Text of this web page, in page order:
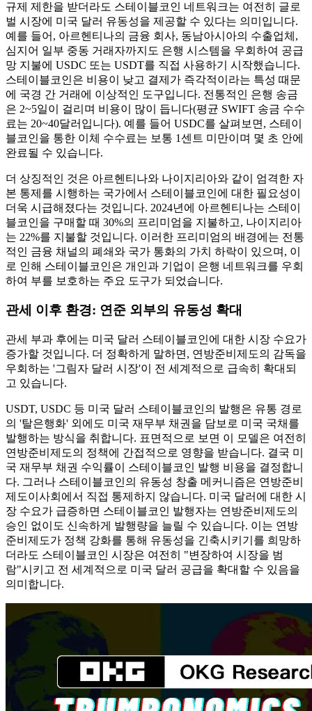
규제 제한을 받더라도 스테이블코인 네트워크는 여전히 글로
벌 시장에 미국 달러 유동성을 제공할 수 있다는 의미입니다.
예를 들어, 아르헨티나의 금융 회사, 동남아시아의 수출업체,
심지어 일부 중동 거래자까지도 은행 시스템을 우회하여 공급
망 지불에 USDC 또는 USDT를 직접 사용하기 시작했습니다.
스테이블코인은 비용이 낮고 결제가 즉각적이라는 특성 때문
에 국경 간 거래에 이상적인 도구입니다. 전통적인 은행 송금
은 2~5일이 걸리며 비용이 많이 듭니다(평균 SWIFT 송금 수수
료는 20~40달러입니다). 예를 들어 USDC를 살펴보면, 스테이
블코인을 통한 이체 수수료는 보통 1센트 미만이며 몇 초 안에
완료될 수 있습니다.
더 상징적인 것은 아르헨티나와 나이지리아와 같이 엄격한 자
본 통제를 시행하는 국가에서 스테이블코인에 대한 필요성이
더욱 시급해졌다는 것입니다. 2024년에 아르헨티나는 스테이
블코인을 구매할 때 30%의 프리미엄을 지불하고, 나이지리아
는 22%를 지불할 것입니다. 이러한 프리미엄의 배경에는 전통
적인 금융 채널의 폐쇄와 국가 통화의 가치 하락이 있으며, 이
로 인해 스테이블코인은 개인과 기업이 은행 네트워크를 우회
하여 부를 보호하는 주요 도구가 되었습니다.
관세 이후 환경: 연준 외부의 유동성 확대
관세 부과 후에는 미국 달러 스테이블코인에 대한 시장 수요가
증가할 것입니다. 더 정확하게 말하면, 연방준비제도의 감독을
우회하는 '그림자 달러 시장'이 전 세계적으로 급속히 확대되
고 있습니다.
USDT, USDC 등 미국 달러 스테이블코인의 발행은 유통 경로
의 '탈은행화' 외에도 미국 재무부 채권을 담보로 미국 국채를
발행하는 방식을 취합니다. 표면적으로 보면 이 모델은 여전히
​​연방준비제도의 정책에 간접적으로 영향을 받습니다. 결국 미
국 재무부 채권 수익률이 스테이블코인 발행 비용을 결정합니
다. 그러나 스테이블코인의 유동성 창출 메커니즘은 연방준비
제도이사회에서 직접 통제하지 않습니다. 미국 달러에 대한 시
장 수요가 급증하면 스테이블코인 발행자는 연방준비제도의
승인 없이도 신속하게 발행량을 늘릴 수 있습니다. 이는 연방
준비제도가 정책 강화를 통해 유동성을 긴축시키기를 희망하
더라도 스테이블코인 시장은 여전히 ​​"변장하여 시장을 범
람"시키고 전 세계적으로 미국 달러 공급을 확대할 수 있음을
의미합니다.